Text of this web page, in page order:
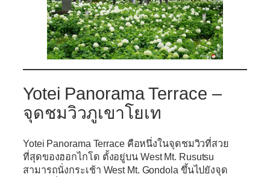
Yotei Panorama Terrace –
จุดชมวิวภูเขาโยเท
Yotei Panorama Terrace คือหนึ่งในจุดชมวิวที่สวย
ที่สุดของฮอกไกโด ตั้งอยู่บน West Mt. Rusutsu
สามารถนั่งกระเช้า West Mt. Gondola ขึ้นไปยังจุด